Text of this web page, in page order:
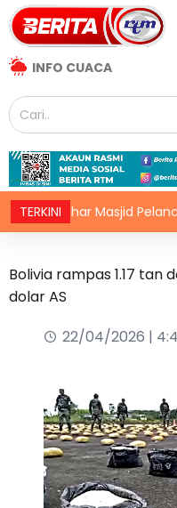
INFO CUACA
TERKINIMasjid Pelancongan
Bolivia rampas 1.17 tan
dolar AS
22/04/2026 |